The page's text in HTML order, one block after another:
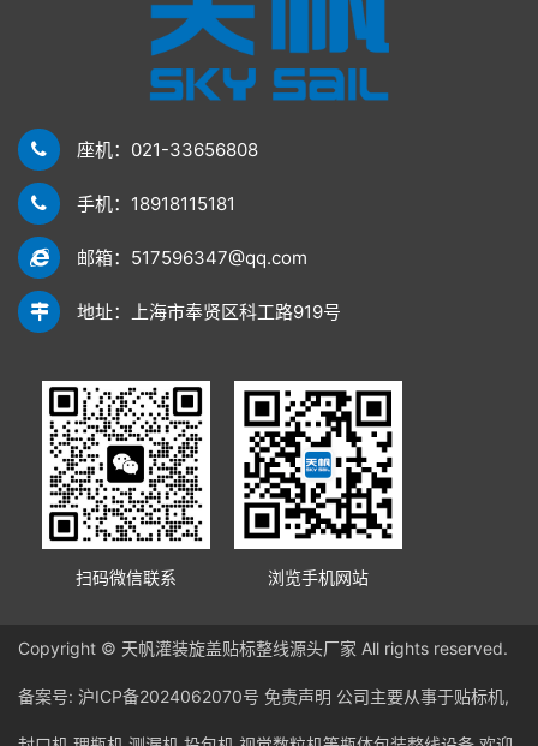
座机：021-33656808
手机：18918115181
邮箱：517596347@qq.com
地址：上海市奉贤区科工路919号
扫码微信联系 浏览手机网站
Copyright © 天帆灌装旋盖贴标整线源头厂家 All rights reserved.
备案号: 沪ICP备2024062070号 免责声明 公司主要从事于贴标机,